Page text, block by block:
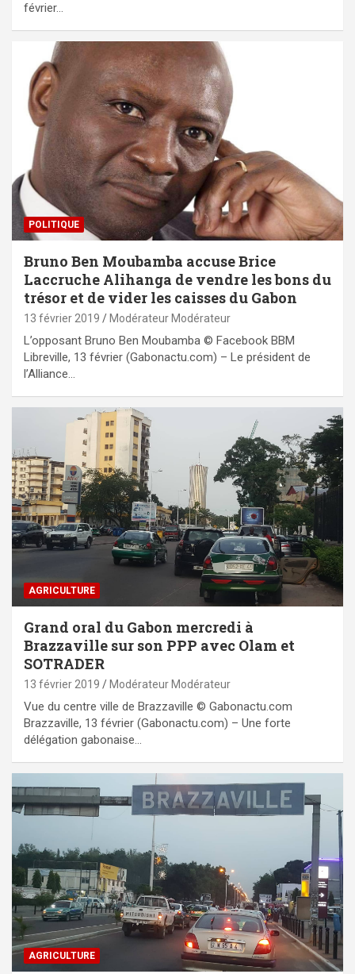
février…
POLITIQUE
Bruno Ben Moubamba accuse Brice
Laccruche Alihanga de vendre les bons du
trésor et de vider les caisses du Gabon
13 février 2019 Modérateur Modérateur
L’opposant Bruno Ben Moubamba © Facebook BBM
Libreville, 13 février (Gabonactu.com) – Le président de
l’Alliance…
AGRICULTURE
Grand oral du Gabon mercredi à
Brazzaville sur son PPP avec Olam et
SOTRADER
13 février 2019 Modérateur Modérateur
Vue du centre ville de Brazzaville © Gabonactu.com
Brazzaville, 13 février (Gabonactu.com) – Une forte
délégation gabonaise…
AGRICULTURE